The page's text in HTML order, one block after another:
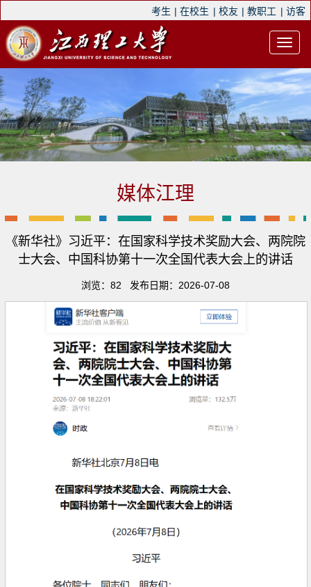
考生 | 在校生 | 校友 | 教职工 | 访客
媒体江理
《新华社》习近平：在国家科学技术奖励大会、两院院
士大会、中国科协第十一次全国代表大会上的讲话
浏览： 82 发布日期：2026-07-08